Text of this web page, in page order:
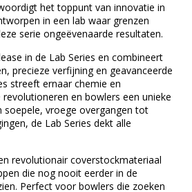
het toppunt van innovatie in
in een lab waar grenzen
serie ongeëvenaarde resultaten.
in de Lab Series en combineert
precieze verfijning en geavanceerde
streeft ernaar chemie en
en bowlers een unieke
soepele, vroege overgangen tot
de Lab Series dekt alle
revolutionair coverstockmateriaal
die nog nooit eerder in de
Perfect voor bowlers die zoeken